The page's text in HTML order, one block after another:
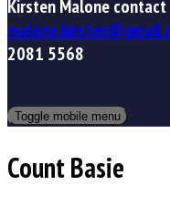
Kirsten Malone
2081 5568
Toggle mobile menu
Count Basie